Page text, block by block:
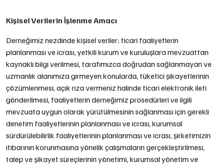
Kişisel Verilerin İşlenme Amacı
Derneğimiz nezdinde kişisel veriler; ticari faaliyetlerin
planlanması ve icrası, yetkili kurum ve kuruluşlara mevzuattan
kaynaklı bilgi verilmesi, tarafımızca doğrudan sağlanmayan ve
uzmanlık alanımıza girmeyen konularda, tüketici şikayetlerinin
çözümlenmesi, açık rıza vermeniz halinde ticari elektronik ileti
gönderilmesi, faaliyetlerin derneğimiz prosedürleri ve ilgili
mevzuata uygun olarak yürütülmesinin sağlanması için gerekli
denetim faaliyetlerinin planlanması ve icrası, kurumsal
sürdürülebilirlik faaliyetlerinin planlanması ve icrası, şirketimizin
itibarının korunmasına yönelik çalışmaların gerçekleştirilmesi,
talep ve şikayet süreçlerinin yönetimi, kurumsal yönetim ve